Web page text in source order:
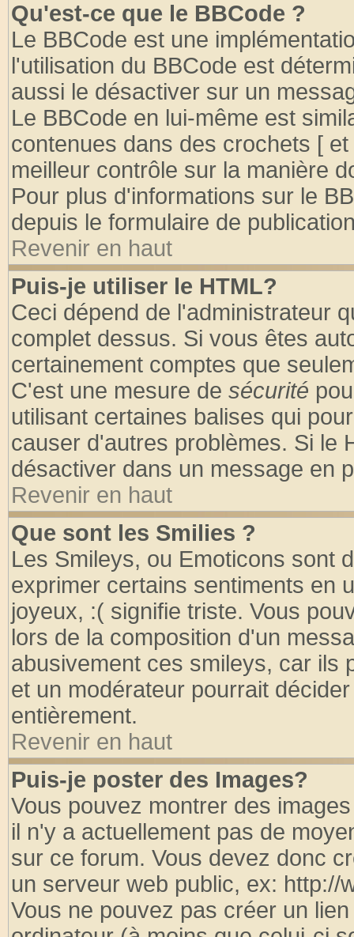
Qu'est-ce que le BBCode ?
Le BBCode est une
l'utilisation du BBCode est
aussi le désactiver sur un
Le BBCode en lui-même est
contenues dans des crochets [
meilleur contrôle sur la manière
Pour plus d'informations sur le
depuis le formulaire de
Revenir en haut
Puis-je utiliser le HTML?
Ceci dépend de l'administrateur
complet dessus. Si vous êtes
certainement comptes que
C'est une mesure de sécurité
utilisant certaines balises qui
causer d'autres problèmes. Si le
désactiver dans un message en
Revenir en haut
Que sont les Smilies ?
Les Smileys, ou Emoticons sont
exprimer certains sentiments en
joyeux, :( signifie triste. Vous
lors de la composition d'un
abusivement ces smileys, car ils
et un modérateur pourrait
entièrement.
Revenir en haut
Puis-je poster des Images?
Vous pouvez montrer des
il n'y a actuellement pas de
sur ce forum. Vous devez donc
un serveur web public, ex: http://
Vous ne pouvez pas créer un